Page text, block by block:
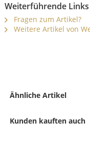
Weiterführende
Fragen zum Artikel?
Weitere Artikel von
Ähnliche Artikel
Kunden kauften auch